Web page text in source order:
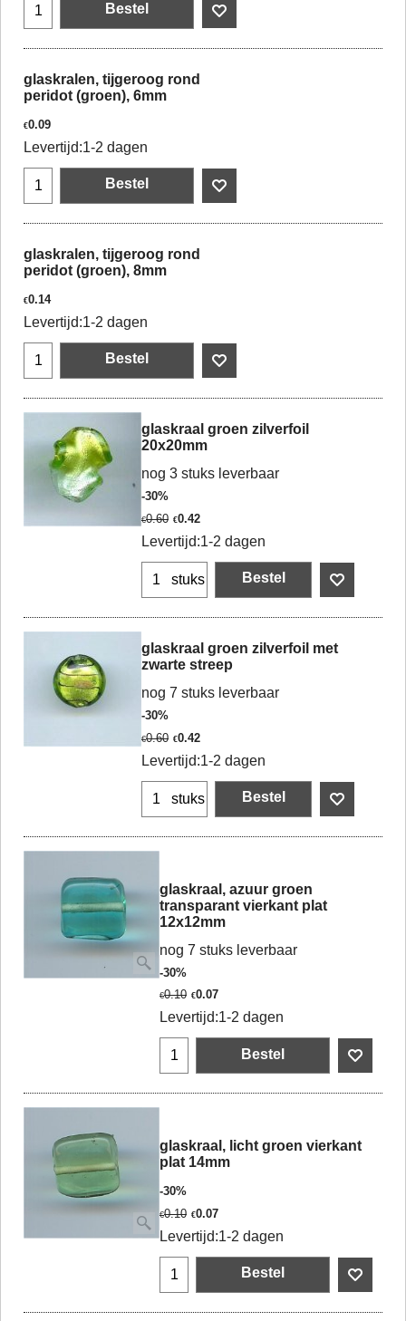
Bestel
glaskralen, tijgeroog rond
peridot (groen), 6mm
€0.09
Levertijd:1-2 dagen
Bestel
glaskralen, tijgeroog rond
peridot (groen), 8mm
€0.14
Levertijd:1-2 dagen
Bestel
glaskraal groen zilverfoil
20x20mm
nog 3 stuks leverbaar
-30%
€0.60 €0.42
Levertijd:1-2 dagen
stuks Bestel
glaskraal groen zilverfoil met
zwarte streep
nog 7 stuks leverbaar
-30%
€0.60 €0.42
Levertijd:1-2 dagen
stuks Bestel
glaskraal, azuur groen
transparant vierkant plat
12x12mm
nog 7 stuks leverbaar
-30%
€0.10 €0.07
Levertijd:1-2 dagen
Bestel
glaskraal, licht groen vierkant
plat 14mm
-30%
€0.10 €0.07
Levertijd:1-2 dagen
Bestel